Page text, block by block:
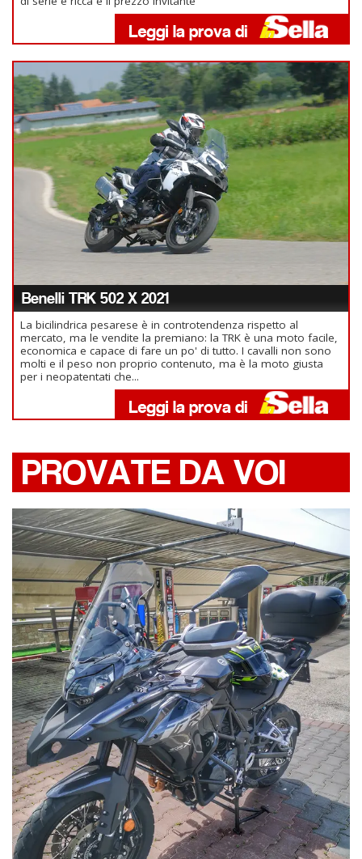
Benelli TRK 502 X 2021
La bicilindrica pesarese è in controtendenza rispetto al
mercato, ma le vendite la premiano: la TRK è una moto facile,
economica e capace di fare un po' di tutto. I cavalli non sono
molti e il peso non proprio contenuto, ma è la moto giusta
per i neopatentati che...
PROVATE DA VOI